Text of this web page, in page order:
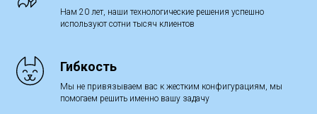
Нам 20 лет, наши технологические решения успешно
используют сотни тысяч клиентов
Гибкость
Мы не привязываем вас к жестким конфигурациям, мы
помогаем решить именно вашу задачу